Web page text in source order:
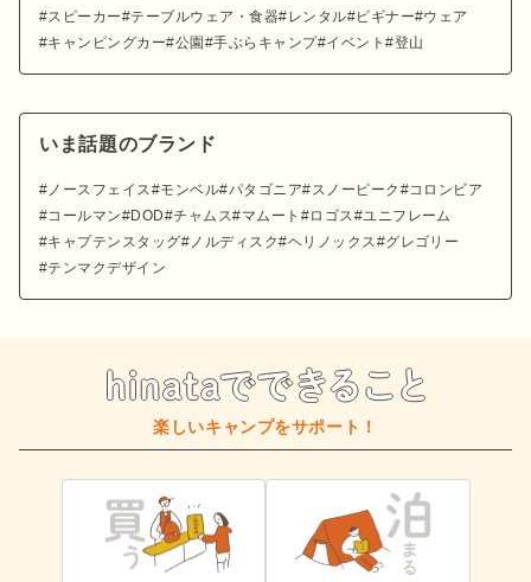
スピーカー テーブルウェア・食器 レンタル ビギナー
ウェア
キャンピングカー 公園 手ぶらキャンプ イベント 登山
いま話題のブランド
ノースフェイス モンベル パタゴニア スノーピーク
コロンビア
コールマン
DOD チャムス マムート ロゴス
ユニフレーム
キャプテンスタッグ
ノルディスク ヘリノックス
グレゴリー
テンマクデザイン
楽しいキャンプをサポート！